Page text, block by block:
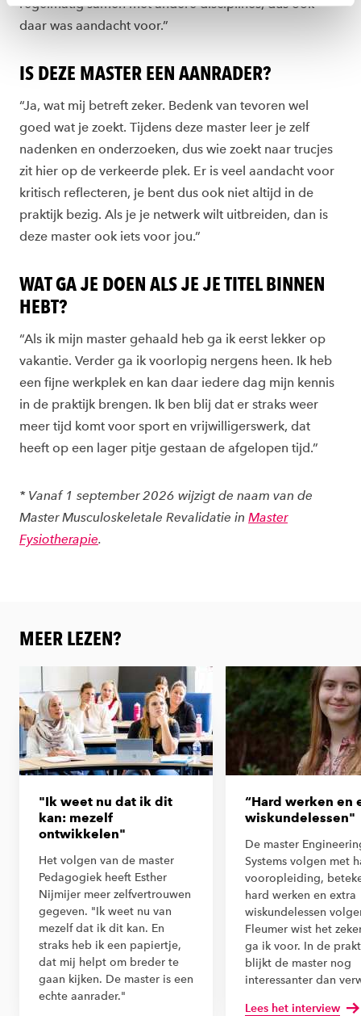
toestemming altijd wijzigen of intrekken via
onscookiestatement.
regelmatig samen met andere disciplines, dus ook
daar was aandacht voor.”
IS DEZE MASTER EEN AANRADER?
“Ja, wat mij betreft zeker. Bedenk van tevoren wel
goed wat je zoekt. Tijdens deze master leer je zelf
nadenken en onderzoeken, dus wie zoekt naar trucjes
zit hier op de verkeerde plek. Er is veel aandacht voor
kritisch reflecteren, je bent dus ook niet altijd in de
praktijk bezig. Als je je netwerk wilt uitbreiden, dan is
deze master ook iets voor jou.”
WAT GA JE DOEN ALS JE JE TITEL BINNEN
HEBT?
“Als ik mijn master gehaald heb ga ik eerst lekker op
vakantie. Verder ga ik voorlopig nergens heen. Ik heb
een fijne werkplek en kan daar iedere dag mijn kennis
in de praktijk brengen. Ik ben blij dat er straks weer
meer tijd komt voor sport en vrijwilligerswerk, dat
heeft op een lager pitje gestaan de afgelopen tijd.”
* Vanaf 1 september 2026 wijzigt de naam van de
Master Musculoskeletale Revalidatie in Master
Fysiotherapie.
MEER LEZEN?
"Ik weet nu dat ik dit
kan: mezelf
ontwikkelen"
Het volgen van de master
Pedagogiek heeft Esther
Nijmijer meer zelfvertrouwen
gegeven. "Ik weet nu van
mezelf dat ik dit kan. En
straks heb ik een papiertje,
dat mij helpt om breder te
gaan kijken. De master is een
echte aanrader."
“Hard werken en
wiskundelessen"
De master
Systems volgen met
vooropleiding,
hard werken en extra
wiskundelessen
Fleumer wist het
ga ik voor. In de
blijkt de master nog
interessanter dan
Lees het interview